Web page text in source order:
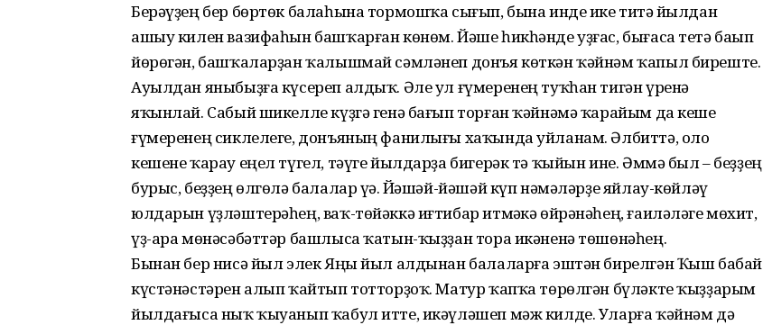
Берәүҙең бер бөртөк балаһына тормошҡа сығып, бына инде ике тиҫтә йылдан
ашыу килен вазифаһын башҡарған көнөм. Йәше һикһәнде уҙғас, бығаса тетә баҫып
йөрөгән, башҡаларҙан ҡалышмай сәмләнеп донъя көткән ҡәйнәм ҡапыл биреште.
Ауылдан яныбыҙға күсереп алдыҡ. Әле ул ғүмеренең туҡһан тигән үренә
яҡынлай. Сабый шикелле күҙгә генә бағып торған ҡәйнәмә ҡарайым да кеше
ғүмеренең сиклелеге, донъяның фанилығы хаҡында уйланам. Әлбиттә, оло
кешене ҡарау еңел түгел, тәүге йылдарҙа бигерәк тә ҡыйын ине. Әммә был – беҙҙең
бурыс, беҙҙең өлгөлә балалар үҫә. Йәшәй-йәшәй күп нәмәләрҙе яйлау-көйләү
юлдарын үҙләштерәһең, ваҡ-төйәккә иғтибар итмәҫкә өйрәнәһең, ғаиләләге мөхит,
үҙ-ара мөнәсәбәттәр башлыса ҡатын-ҡыҙҙан тора икәненә төшөнәһең.
Бынан бер нисә йыл элек Яңы йыл алдынан балаларға эштән бирелгән Ҡыш бабай
күстәнәстәрен алып ҡайтып тотторҙоҡ. Матур ҡапҡа төрөлгән бүләкте ҡыҙҙарым
йылдағыса ныҡ ҡыуанып ҡабул итте, икәүләшеп мәж килде. Уларға ҡәйнәм дә